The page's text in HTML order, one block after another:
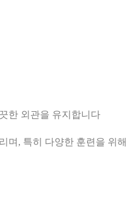
한 외관을 유지합니다
며, 특히 다양한 훈련을 위